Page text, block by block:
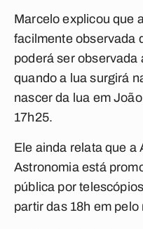
Marcelo explicou que
facilmente observada
poderá ser observada
quando a lua surgirá
nascer da lua em
17h25.
Ele ainda relata que a
Astronomia está
pública por
partir das 18h em